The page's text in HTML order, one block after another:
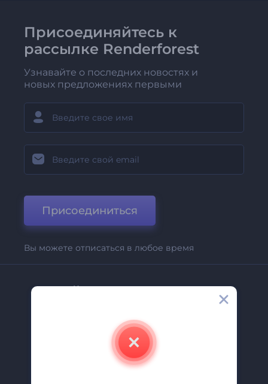
Присоединяйтесь к
рассылке Renderforest
Узнавайте о последних новостях и
новых предложениях первыми
Присоединиться
Вы можете отписаться в любое время
Компания
Свяжитесь С Нами
Помощь И Поддержка